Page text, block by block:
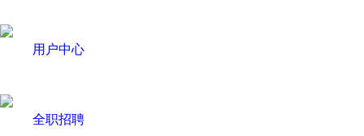
用户中心
全职招聘